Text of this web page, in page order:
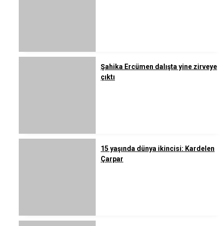
Şahika Ercümen dalışta yine zirveye
çıktı
15 yaşında dünya ikincisi: Kardelen
Çarpar